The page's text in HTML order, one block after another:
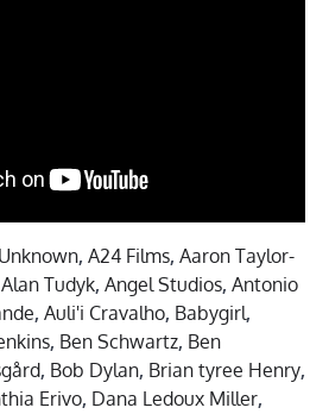
, A24 Films, Aaron Taylor-
Alan Tudyk, Angel Studios, Antonio
, Auli'i Cravalho, Babygirl,
, Ben Schwartz, Ben
, Bob Dylan, Brian tyree Henry,
Erivo, Dana Ledoux Miller,